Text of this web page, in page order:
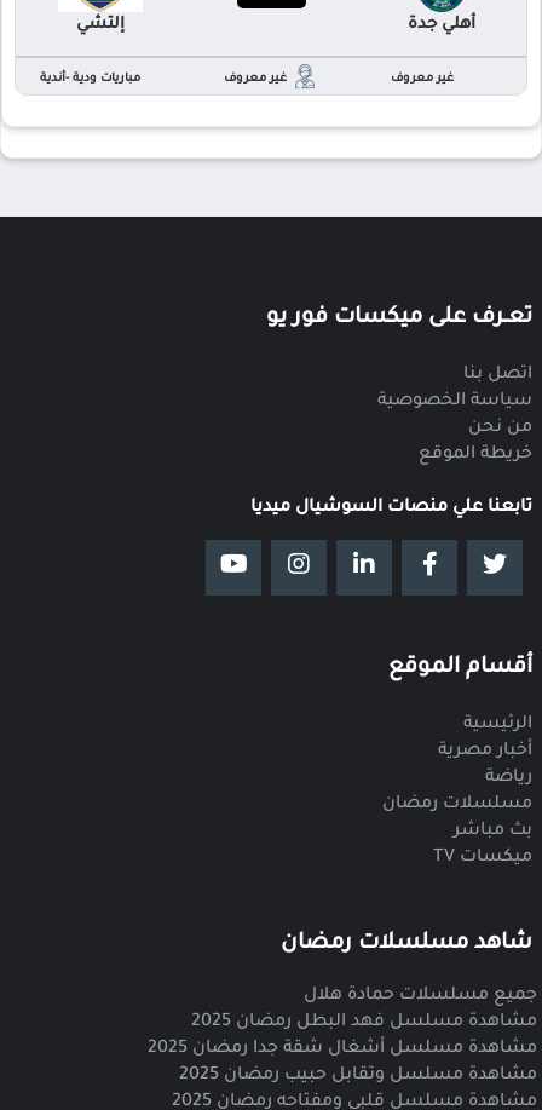
أهلي جدة إلتشي
غير معروف غير معروف مباريات ودية -أندية
تعــرف على ميكسات فور يو
اتصل بنا
سياسة الخصوصية
من نحن
خريطة الموقع
تابعنا علي منصات السوشيال ميديا
أقسام الموقع
الرئيسية
أخبار مصرية
رياضة
مسلسلات رمضان
بث مباشر
ميكسات TV
شاهد مسلسلات رمضان
جميع مسلسلات حمادة هلال
مشاهدة مسلسل فهد البطل رمضان 2025
مشاهدة مسلسل أشغال شقة جدا رمضان 2025
مشاهدة مسلسل وتقابل حبيب رمضان 2025
مشاهدة مسلسل قلبي ومفتاحه رمضان 2025